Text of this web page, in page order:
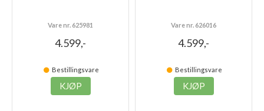
Vare nr. 625981
4.599,-
Bestillingsvare
KJØP
Vare nr. 626016
4.599,-
Bestillingsvare
KJØP